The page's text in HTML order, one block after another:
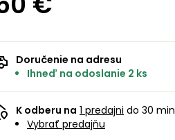
Doručenie na adresu
Ihneď na odoslanie 2 ks
K odberu na 1 predajni do 30 min
Vybrať predajňu